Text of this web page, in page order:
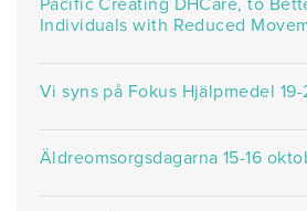
Individuals with Reduced
Vi syns på Fokus Hjälpmedel
Äldreomsorgsdagarna 15-16